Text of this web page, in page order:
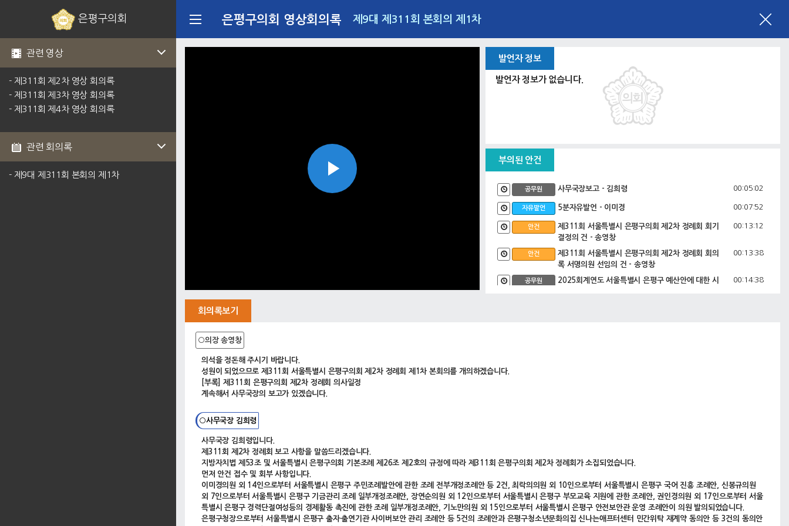
은평구의회
관련 영상
- 제311회 제2차 영상 회의록
- 제311회 제3차 영상 회의록
- 제311회 제4차 영상 회의록
관련 회의록
- 제9대 제311회 본회의 제1차
은평구의회 영상회의록 제9대 제311회 본회의 제1차
Play
발언자 정보
발언자 정보가 없습니다.
부의된 안건
공무원 사무국장보고 - 김희령 00:05:02
자유발언 5분자유발언 - 이미경 00:07:52
안건
제311회 서울특별시 은평구의회 제2차 정례회 회기
결정의 건 - 송영창
00:13:12
안건
제311회 서울특별시 은평구의회 제2차 정례회 회의
록 서명의원 선임의 건 - 송영창
00:13:38
공무원
2025회계연도 서울특별시 은평구 예산안에 대한 시
00:14:38
회의록보기
○의장 송영창
의석을 정돈해 주시기 바랍니다.
성원이 되었으므로 제311회 서울특별시 은평구의회 제2차 정례회 제1차 본회의를 개의하겠습니다.
[부록] 제311회 은평구의회 제2차 정례회 의사일정
계속해서 사무국장의 보고가 있겠습니다.
○사무국장 김희령
사무국장 김희령입니다.
제311회 제2차 정례회 보고 사항을 말씀드리겠습니다.
지방자치법 제53조 및 서울특별시 은평구의회 기본조례 제26조 제2호의 규정에 따라 제311회 은평구의회 제2차 정례회가 소집되었습니다.
먼저 안건 접수 및 회부 사항입니다.
이미경의원 외 14인으로부터 서울특별시 은평구 주민조례발안에 관한 조례 전부개정조례안 등 2건, 최락의의원 외 10인으로부터 서울특별시 은평구 국어 진흥 조례안, 신봉규의원
외 7인으로부터 서울특별시 은평구 기금관리 조례 일부개정조례안, 장연순의원 외 12인으로부터 서울특별시 은평구 부모교육 지원에 관한 조례안, 권인경의원 외 17인으로부터 서울
특별시 은평구 경력단절여성등의 경제활동 촉진에 관한 조례 일부개정조례안, 기노만의원 외 15인으로부터 서울특별시 은평구 안전보안관 운영 조례안이 의원 발의되었습니다.
은평구청장으로부터 서울특별시 은평구 출자·출연기관 사이버보안 관리 조례안 등 5건의 조례안과 은평구청소년문화의집 신나는애프터센터 민간위탁 재계약 동의안 등 3건의 동의안